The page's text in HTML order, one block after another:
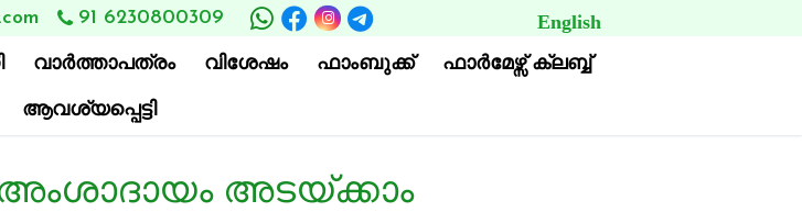
91 6230800309
വാ‍ർത്താപത്രം വിശേഷം ഫാംബുക്ക് ഫാര്‍മേഴ്സ് ക്ലബ്ബ്
ആവശ്യപ്പെട്ടി
English
അടയ്ക്കാം